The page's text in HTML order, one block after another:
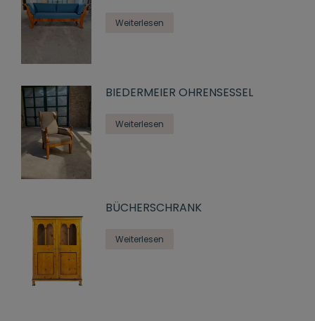
Weiterlesen
BIEDERMEIER OHRENSESSEL
Weiterlesen
BÜCHERSCHRANK
Weiterlesen